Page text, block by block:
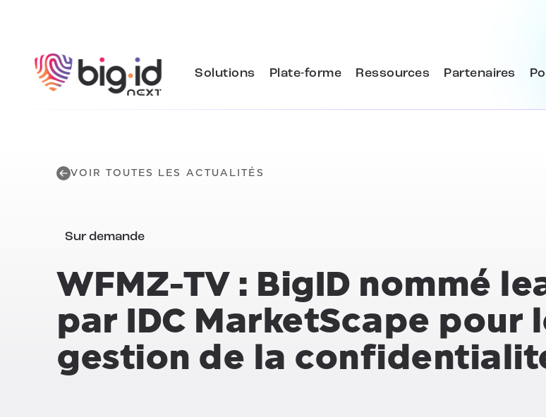
Solutions Plate-forme Ressources Partenaires
VOIR TOUTES LES ACTUALITÉS
Sur demande
WFMZ-TV : BigID nommé
par IDC MarketScape pour
gestion de la